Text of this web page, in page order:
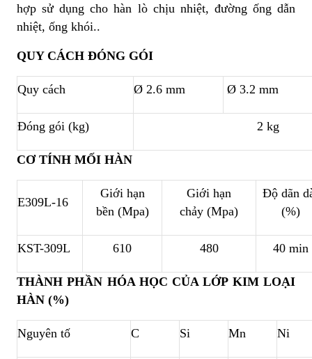
hợp sử dụng cho hàn lò chịu nhiệt, đường ống dẫn
nhiệt, ống khói..
QUY CÁCH ĐÓNG GÓI
Quy cách Ø 2.6 mm Ø 3.2 mm
Đóng gói (kg) 2 kg
CƠ TÍNH MỐI HÀN
E309L-16
Giới hạn
bền (Mpa)
Giới hạn
chảy (Mpa)
Độ dãn
(%)
KST-309L 610 480 40 min
THÀNH PHẦN HÓA HỌC CỦA LỚP KIM LOẠI
HÀN (%)
Nguyên tố C Si Mn Ni